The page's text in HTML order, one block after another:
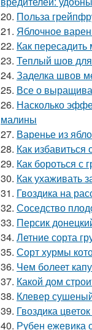
20. Польза
21. Яблочное
22. Как
23. Теплый шов для
24. Заделка швов
25. Все о
26. Насколько
малины
27. Варенье из
28. Как
29. Как бороться с
30. Как ухаживать
31. Гвоздика на
32. Соседство
33. Персик
34. Летние сорта
35. Сорт хурмы
36. Чем болеет
37. Какой дом
38. Клевер
39. Гвоздика
40. Рубен ежевика